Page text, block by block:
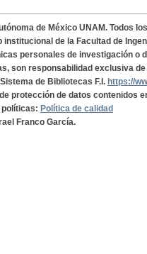
de México UNAM. Todos
institucional de la Facultad de
personales de investigación o
son responsabilidad exclusiva
de Bibliotecas F.I. https://
protección de datos contenidos
políticas: Política de calidad
Franco García.